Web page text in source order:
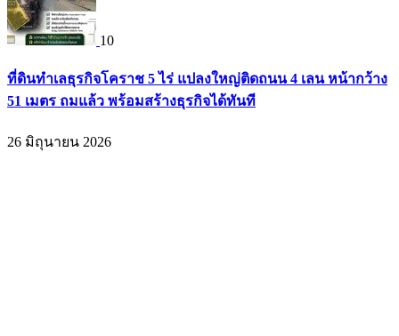
10
ที่ดินทำเลธุรกิจโคราช 5 ไร่ แปลงใหญ่ติดถนน 4 เลน หน้ากว้าง
51 เมตร ถมแล้ว พร้อมสร้างธุรกิจได้ทันที
26 มิถุนายน 2026